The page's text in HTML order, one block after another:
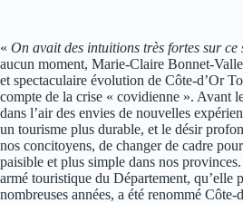
« On avait des intuitions très fortes sur ce
aucun moment, Marie-Claire Bonnet-
et spectaculaire évolution de Côte-d’Or
compte de la crise « covidienne ». Avant
dans l’air des envies de nouvelles
un tourisme plus durable, et le désir
nos concitoyens, de changer de cadre
paisible et plus simple dans nos
armé touristique du Département, qu’elle
nombreuses années, a été renommé